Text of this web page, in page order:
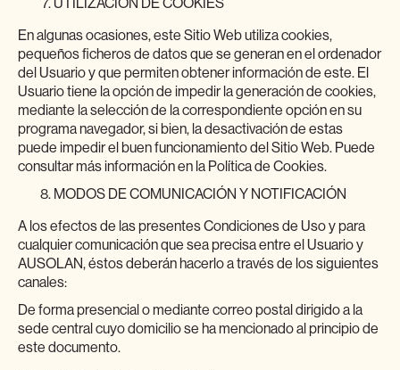
UTILIZACIÓN DE COOKIES
En algunas ocasiones, este Sitio Web utiliza cookies,
pequeños ficheros de datos que se generan en el ordenador
del Usuario y que permiten obtener información de este. El
Usuario tiene la opción de impedir la generación de cookies,
mediante la selección de la correspondiente opción en su
programa navegador, si bien, la desactivación de estas
puede impedir el buen funcionamiento del Sitio Web. Puede
consultar más información en la Política de Cookies.
MODOS DE COMUNICACIÓN Y NOTIFICACIÓN
A los efectos de las presentes Condiciones de Uso y para
cualquier comunicación que sea precisa entre el Usuario y
AUSOLAN, éstos deberán hacerlo a través de los siguientes
canales:
De forma presencial o mediante correo postal dirigido a la
sede central cuyo domicilio se ha mencionado al principio de
este documento.